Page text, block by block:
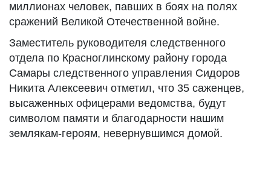
миллионах человек, павших в боях на полях
сражений Великой Отечественной войне.
Заместитель руководителя следственного
отдела по Красноглинскому району города
Самары следственного управления Сидоров
Никита Алексеевич отметил, что 35 саженцев,
высаженных офицерами ведомства, будут
символом памяти и благодарности нашим
землякам-героям, невернувшимся домой.